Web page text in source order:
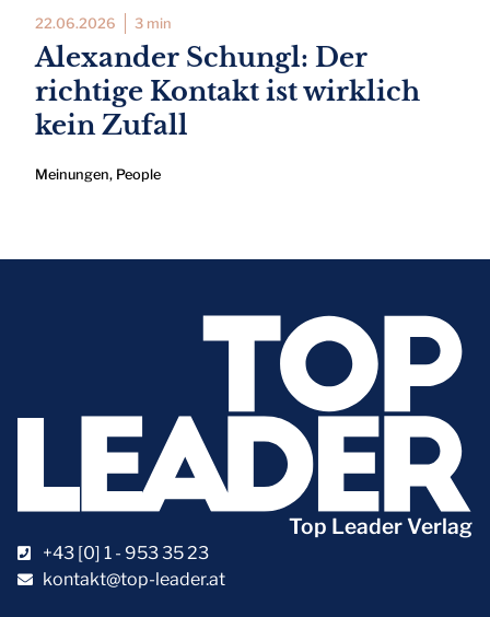
22.06.2026 3 min
Alexander Schungl: Der
richtige Kontakt ist wirklich
kein Zufall
Meinungen, People
Top Leader Verlag
+43 [0] 1 - 953 35 23
kontakt@top-leader.at